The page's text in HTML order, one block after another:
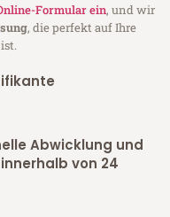
Formular ein, und wir
, die perfekt auf Ihre
Abwicklung und
von 24